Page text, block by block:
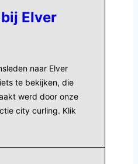
Elver
naar Elver
te bekijken, die
werd door onze
city curling. Klik